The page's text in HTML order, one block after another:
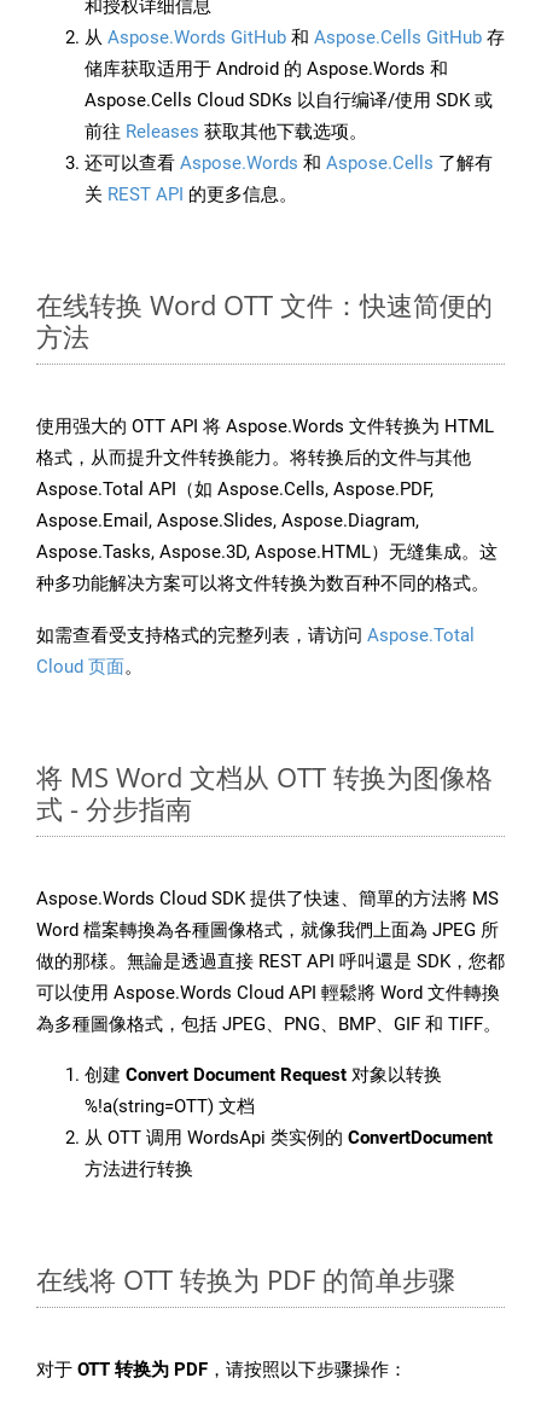
和授权详细信息
从 Aspose.Words GitHub 和 Aspose.Cells GitHub 存
储库获取适用于 Android 的 Aspose.Words 和
Aspose.Cells Cloud SDKs 以自行编译/使用 SDK 或
前往 Releases 获取其他下载选项。
还可以查看 Aspose.Words 和 Aspose.Cells 了解有
关 REST API 的更多信息。
在线转换 Word OTT 文件：快速简便的
方法
使用强大的 OTT API 将 Aspose.Words 文件转换为 HTML
格式，从而提升文件转换能力。将转换后的文件与其他
Aspose.Total API（如 Aspose.Cells, Aspose.PDF,
Aspose.Email, Aspose.Slides, Aspose.Diagram,
Aspose.Tasks, Aspose.3D, Aspose.HTML）无缝集成。这
种多功能解决方案可以将文件转换为数百种不同的格式。
如需查看受支持格式的完整列表，请访问 Aspose.Total
Cloud 页面。
将 MS Word 文档从 OTT 转换为图像格
式 - 分步指南
Aspose.Words Cloud SDK 提供了快速、簡單的方法將 MS
Word 檔案轉換為各種圖像格式，就像我們上面為 JPEG 所
做的那樣。無論是透過直接 REST API 呼叫還是 SDK，您都
可以使用 Aspose.Words Cloud API 輕鬆將 Word 文件轉換
為多種圖像格式，包括 JPEG、PNG、BMP、GIF 和 TIFF。
创建 Convert Document Request 对象以转换
%!a(string=OTT) 文档
从 OTT 调用 WordsApi 类实例的 ConvertDocument
方法进行转换
在线将 OTT 转换为 PDF 的简单步骤
对于 OTT 转换为 PDF ，请按照以下步骤操作：